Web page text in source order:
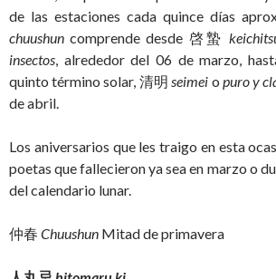
de las estaciones cada quince días
chuushun comprende desde 啓蟄
insectos, alrededor del 06 de marzo,
quinto término solar, 清明seimei o puro y
de abril.
Los aniversarios que les traigo en esta
poetas que fallecieron ya sea en marzo o
del calendario lunar.
仲春 Chuushun Mitad de primavera